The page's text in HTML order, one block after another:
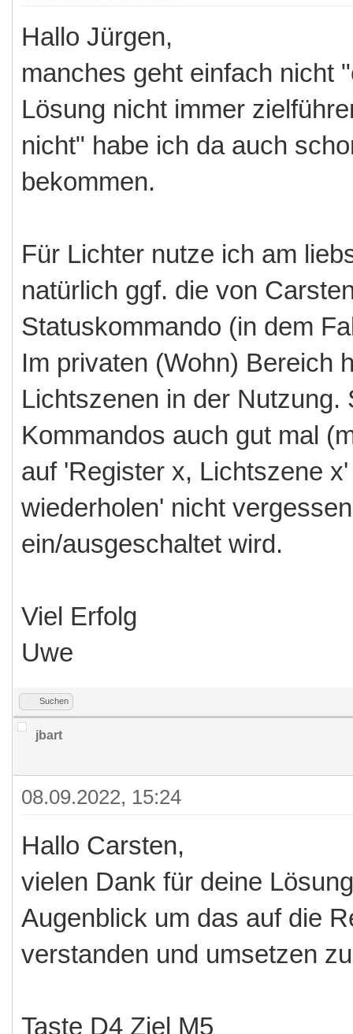
Hallo Jürgen,
manches geht einfach nicht
Lösung nicht immer
nicht" habe ich da auch
bekommen.
Für Lichter nutze ich am
natürlich ggf. die von
Statuskommando (in dem
Im privaten (Wohn) Bereich
Lichtszenen in der Nutzung.
Kommandos auch gut mal
auf 'Register x, Lichtszene
wiederholen' nicht
ein/ausgeschaltet wird.
Viel Erfolg
Uwe
Suchen
jbart
08.09.2022, 15:24
Hallo Carsten,
vielen Dank für deine
Augenblick um das auf die
verstanden und umsetzen
Taste D4 Ziel M5